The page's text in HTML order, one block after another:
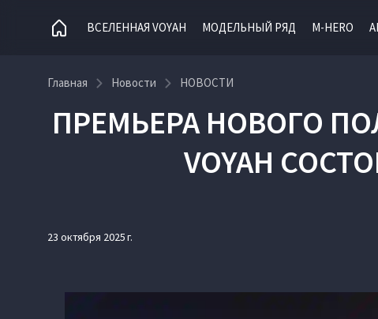
ВСЕЛЕННАЯ VOYAH МОДЕЛЬНЫЙ РЯД M-HERO
Главная Новости НОВОСТИ
ПРЕМЬЕРА НОВОГО
VOYAH
23 октября 2025 г.